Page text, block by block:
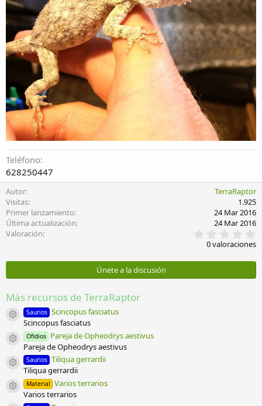
Teléfono
628250447
Autor
TerraRaptor
Visitas
1.925
Primer lanzamiento
24 Mar 2016
Última actualización
24 Mar 2016
Valoración
,
0
s
0 valoraciones
Únete a la discusión
Más recursos de TerraRaptor
Icono del recurso
Saurios Scincopus fasciatus
Scincopus fasciatus
Icono del recurso
Ofidios Pareja de Opheodrys aestivus
Pareja de Opheodrys aestivus
Icono del recurso
Saurios Tiliqua gerrardii
Tiliqua gerrardii
Icono del recurso
Material Varios terrarios
Varios terrarios